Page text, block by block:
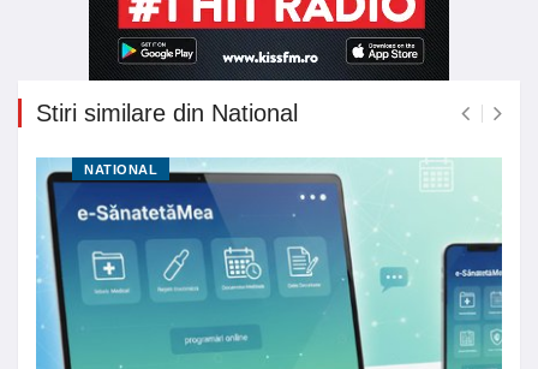
Stiri similare din National
NATIONAL